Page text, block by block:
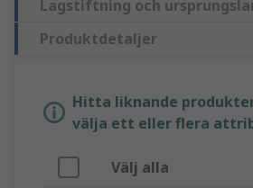
Lagstiftning och
Produktdetaljer
Hitta liknande
välja ett eller flera
Välj alla